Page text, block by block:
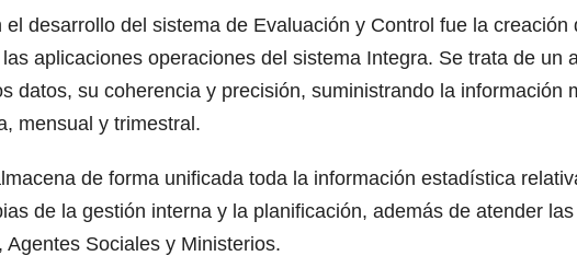
el desarrollo del sistema de Evaluación y Control fue la
aplicaciones operaciones del sistema Integra. Se trata de
datos, su coherencia y precisión, suministrando la
mensual y trimestral.
de forma unificada toda la información estadística
de la gestión interna y la planificación, además de atender
Agentes Sociales y Ministerios.